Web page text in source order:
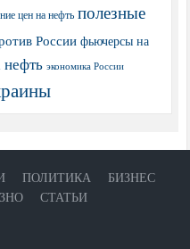
цен на нефть полезные
России фьючерсы на
экономика России
ПОЛИТИКА
БИЗНЕС
СТАТЬИ